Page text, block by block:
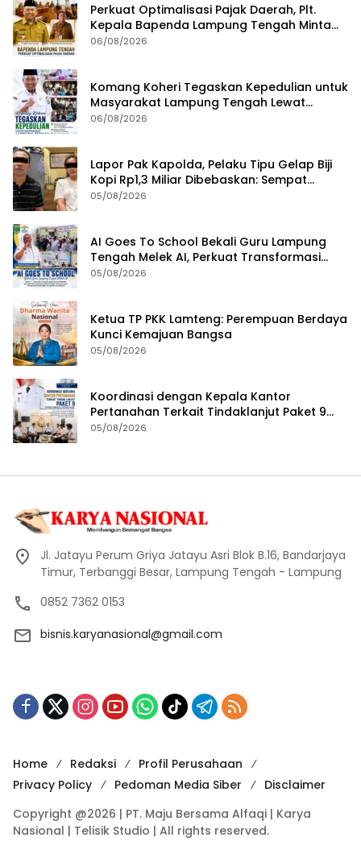
Perkuat Optimalisasi Pajak Daerah, Plt.
Kepala Bapenda Lampung Tengah Minta
Seluruh Pengelola Tingkatkan Inovasi dan
06/08/2026
Komang Koheri Tegaskan Kepedulian untuk
Masyarakat Lampung Tengah Lewat
Penyaluran Bantuan Disabilitas
06/08/2026
Lapor Pak Kapolda, Pelaku Tipu Gelap Biji
Kopi Rp1,3 Miliar Dibebaskan: Sempat
Ditangkap di Jawa Tengah dan Ditahan di
05/08/2026
AI Goes To School Bekali Guru Lampung
Tengah Melek AI, Perkuat Transformasi
Pendidikan Digital
05/08/2026
Ketua TP PKK Lamteng: Perempuan Berdaya
Kunci Kemajuan Bangsa
05/08/2026
Koordinasi dengan Kepala Kantor
Pertanahan Terkait Tindaklanjut Paket 9
Program Penguatan Ekonomi Daerah
05/08/2026
Jl. Jatayu Perum Griya Jatayu Asri Blok B.16, Bandarjaya
Timur, Terbanggi Besar, Lampung Tengah - Lampung
0852 7362 0153
bisnis.karyanasional@gmail.com
Home Redaksi
Profil Perusahaan
Privacy Policy
Pedoman Media Siber
Disclaimer
Copyright @2026 | PT. Maju Bersama Alfaqi | Karya
Nasional | Telisik Studio | All rights reserved.